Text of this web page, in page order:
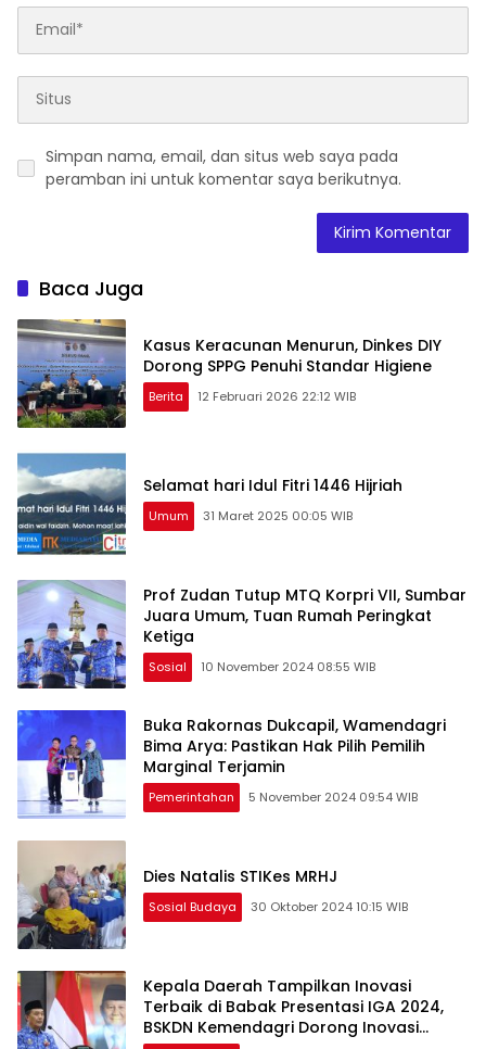
Simpan nama, email, dan situs web saya pada
peramban ini untuk komentar saya berikutnya.
Baca Juga
Kasus Keracunan Menurun, Dinkes DIY
Dorong SPPG Penuhi Standar Higiene
Berita 12 Februari 2026 22:12 WIB
Selamat hari Idul Fitri 1446 Hijriah
Umum 31 Maret 2025 00:05 WIB
Prof Zudan Tutup MTQ Korpri VII, Sumbar
Juara Umum, Tuan Rumah Peringkat
Ketiga
Sosial 10 November 2024 08:55 WIB
Buka Rakornas Dukcapil, Wamendagri
Bima Arya: Pastikan Hak Pilih Pemilih
Marginal Terjamin
Pemerintahan 5 November 2024 09:54 WIB
Dies Natalis STIKes MRHJ
Sosial Budaya 30 Oktober 2024 10:15 WIB
Kepala Daerah Tampilkan Inovasi
Terbaik di Babak Presentasi IGA 2024,
BSKDN Kemendagri Dorong Inovasi